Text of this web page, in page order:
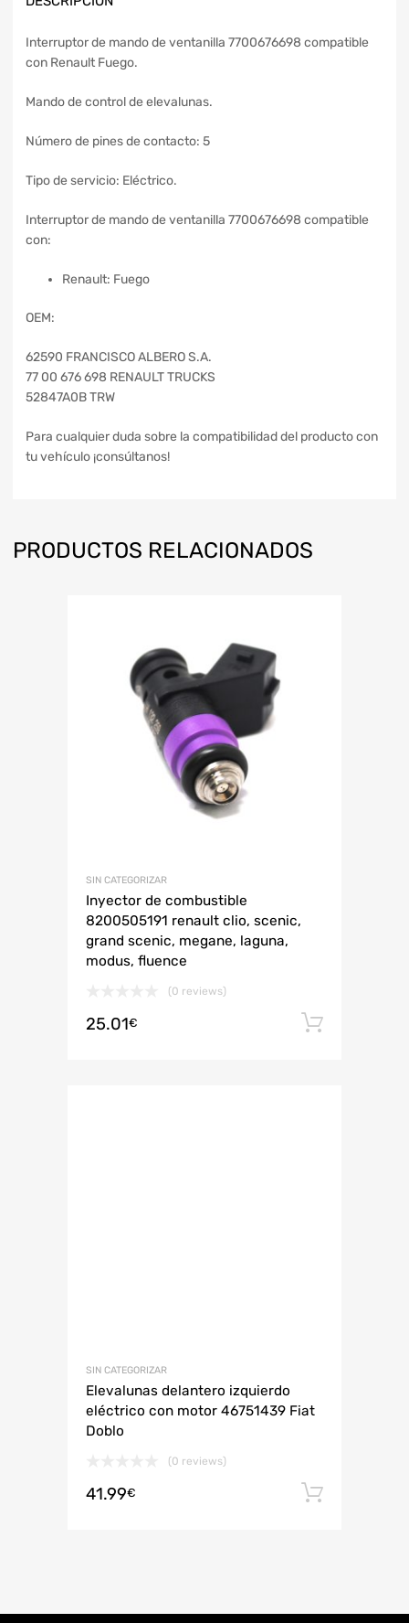
Interruptor de mando de ventanilla 7700676698 compatible
con Renault Fuego.
Mando de control de elevalunas.
Número de pines de contacto: 5
Tipo de servicio: Eléctrico.
Interruptor de mando de ventanilla 7700676698 compatible
con:
Renault: Fuego
OEM:
62590 FRANCISCO ALBERO S.A.
77 00 676 698 RENAULT TRUCKS
52847A0B TRW
Para cualquier duda sobre la compatibilidad del producto con
tu vehículo ¡consúltanos!
PRODUCTOS RELACIONADOS
SIN CATEGORIZAR
Inyector de combustible
8200505191 renault clio, scenic,
grand scenic, megane, laguna,
modus, fluence
(0 reviews)
25.01€
SIN CATEGORIZAR
Elevalunas delantero izquierdo
eléctrico con motor 46751439 Fiat
Doblo
(0 reviews)
41.99€